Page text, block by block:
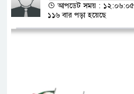
আপডেট সময় : ১২:০৬:০৫
১১৬ বার পড়া হয়েছে